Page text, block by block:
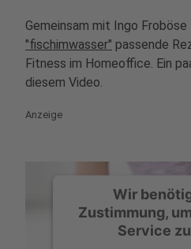
Gemeinsam mit Ingo
"fischimwasser" passende
Fitness im Homeoffice. Ein
diesem Video.
Anzeige
Wir
Zustimmung,
Service